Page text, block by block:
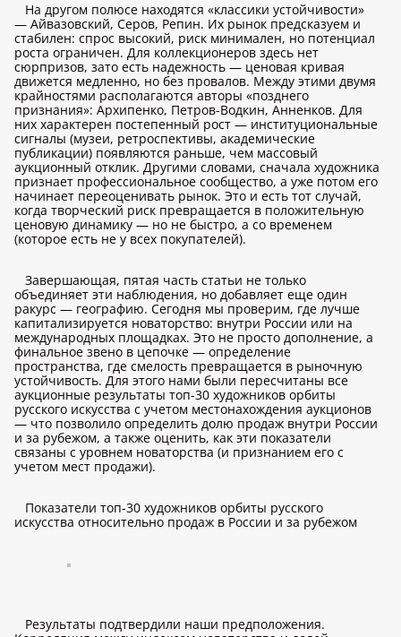
На другом полюсе находятся «классики устойчивости»
— Айвазовский, Серов, Репин. Их рынок предсказуем и
стабилен: спрос высокий, риск минимален, но потенциал
роста ограничен. Для коллекционеров здесь нет
сюрпризов, зато есть надежность — ценовая кривая
движется медленно, но без провалов. Между этими двумя
крайностями располагаются авторы «позднего
признания»: Архипенко, Петров-Водкин, Анненков. Для
них характерен постепенный рост — институциональные
сигналы (музеи, ретроспективы, академические
публикации) появляются раньше, чем массовый
аукционный отклик. Другими словами, сначала художника
признает профессиональное сообщество, а уже потом его
начинает переоценивать рынок. Это и есть тот случай,
когда творческий риск превращается в положительную
ценовую динамику — но не быстро, а со временем
(которое есть не у всех покупателей).
Завершающая, пятая часть статьи не только
объединяет эти наблюдения, но добавляет еще один
ракурс — географию. Сегодня мы проверим, где лучше
капитализируется новаторство: внутри России или на
международных площадках. Это не просто дополнение, а
финальное звено в цепочке — определение
пространства, где смелость превращается в рыночную
устойчивость. Для этого нами были пересчитаны все
аукционные результаты топ-30 художников орбиты
русского искусства с учетом местонахождения аукционов
— что позволило определить долю продаж внутри России
и за рубежом, а также оценить, как эти показатели
связаны с уровнем новаторства (и признанием его с
учетом мест продажи).
Показатели топ-30 художников орбиты русского
искусства относительно продаж в России и за рубежом
Результаты подтвердили наши предположения.